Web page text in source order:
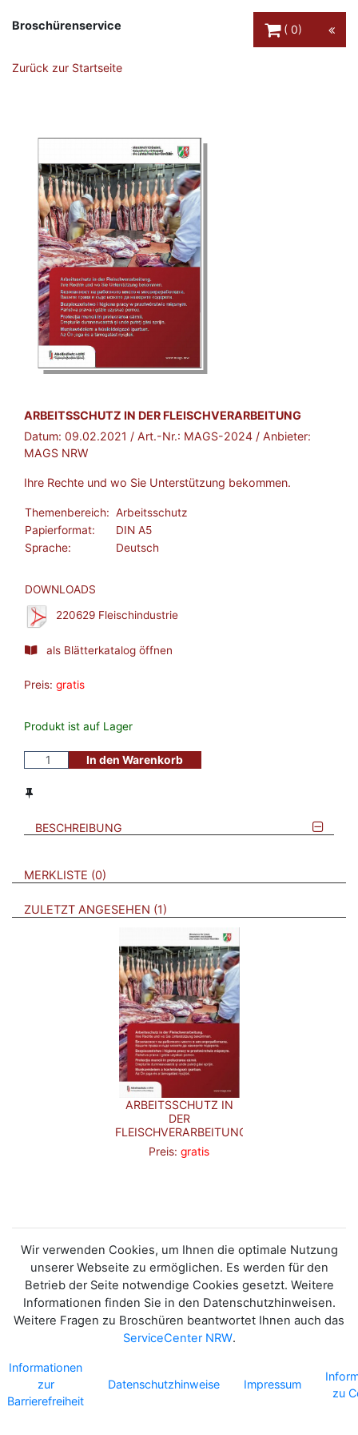
Broschürenservice
0
Zurück zur Startseite
BROSCHÜRE:
ARBEITSSCHUTZ IN DER FLEISCHVERARBEITUNG
Datum: 09.02.2021 / Art.-Nr.: MAGS-2024 / Anbieter:
MAGS NRW
Ihre Rechte und wo Sie Unterstützung bekommen.
Themenbereich: Arbeitsschutz
Papierformat:
DIN A5
Sprache:
Deutsch
DOWNLOADS
220629 Fleischindustrie
als Blätterkatalog öffnen
Preis: gratis
Produkt ist auf Lager
In den Warenkorb
BESCHREIBUNG
VERWEISE AUF VERMERKTE- ODER ZULETZT ANGESEHENE
MERKLISTE 0 BROSCHÜREN
ZULETZT ANGESEHEN 1 BROSCHÜREN
ARBEITSSCHUTZ IN
DER
FLEISCHVERARBEITUNG
Preis: gratis
Wir verwenden Cookies, um Ihnen die optimale Nutzung
unserer Webseite zu ermöglichen. Es werden für den
Betrieb der Seite notwendige Cookies gesetzt. Weitere
Informationen finden Sie in den Datenschutzhinweisen.
Weitere Fragen zu Broschüren beantwortet Ihnen auch das
ServiceCenter NRW.
Informationen
zur
Barrierefreiheit
Datenschutzhinweise Impressum
zu